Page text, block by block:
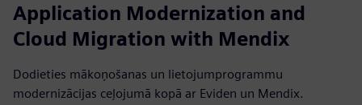
Application Modernization and
Cloud Migration with Mendix
Dodieties mākoņošanas un lietojumprogrammu
modernizācijas ceļojumā kopā ar Eviden un Mendix.